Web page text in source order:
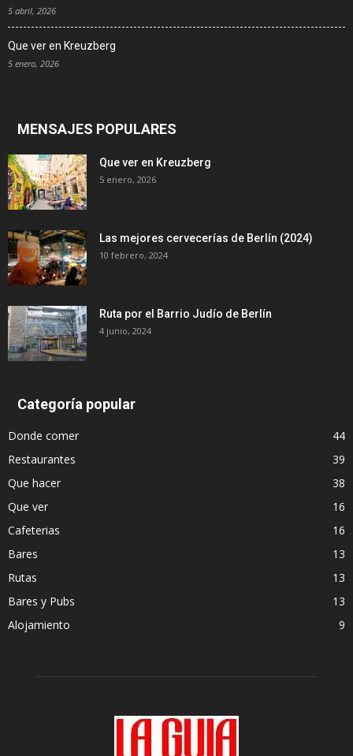
5 abril, 2026
Que ver en Kreuzberg
5 enero, 2026
MENSAJES POPULARES
Que ver en Kreuzberg
5 enero, 2026
Las mejores cervecerías de Berlín (2024)
10 febrero, 2024
Ruta por el Barrio Judío de Berlín
4 junio, 2024
Categoría popular
Donde comer
44
Restaurantes
39
Que hacer
38
Que ver
16
Cafeterias
16
Bares
13
Rutas
13
Bares y Pubs
13
Alojamiento
9